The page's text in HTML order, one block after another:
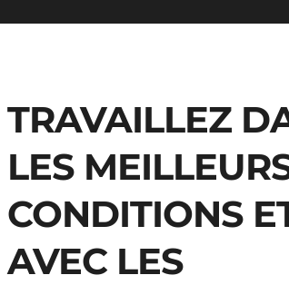
TRAVAILLEZ
LES
CONDITIONS
AVEC LES